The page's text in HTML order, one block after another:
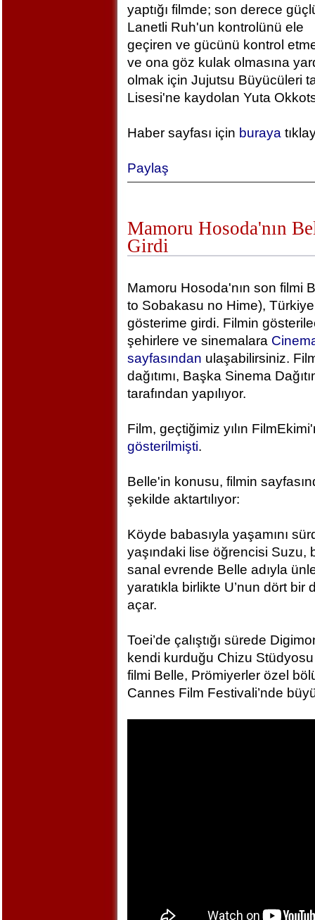
yaptığı filmde; son derece
Lanetli Ruh'un kontrolünü ele
geçiren ve gücünü kontrol
ve ona göz kulak olmasına
olmak için Jujutsu Büyücüleri
Lisesi'ne kaydolan Yuta
Haber sayfası için buraya
Paylaş
Mamoru Hosoda'nın
Girdi
Mamoru Hosoda'nın son filmi
to Sobakasu no Hime),
gösterime girdi. Filmin
şehirlere ve sinemalara
sayfasından ulaşabilirsiniz.
dağıtımı, Başka Sinema
tarafından yapılıyor.
Film, geçtiğimiz yılın
gösterilmişti.
Belle'in konusu, filmin
şekilde aktartılıyor:
Köyde babasıyla yaşamını
yaşındaki lise öğrencisi Suzu,
sanal evrende Belle adıyla
yaratıkla birlikte U’nun dört
açar.
Toei’de çalıştığı sürede
kendi kurduğu Chizu
filmi Belle, Prömiyerler özel
Cannes Film Festivali’nde